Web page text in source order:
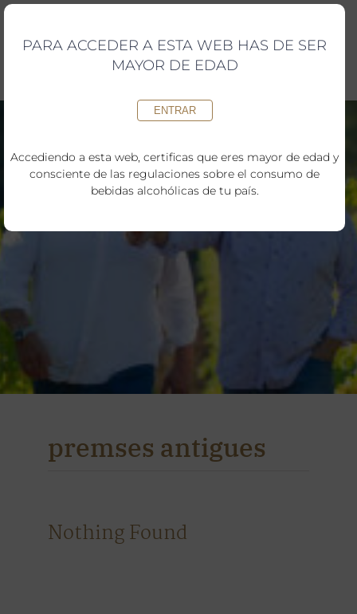
Saltar
contenido
premses antigues
Nothing Found
PARA ACCEDER A ESTA WEB HAS DE SER
MAYOR DE EDAD
ENTRAR
Accediendo a esta web, certificas que eres mayor de edad y
consciente de las regulaciones sobre el consumo de
bebidas alcohólicas de tu país.